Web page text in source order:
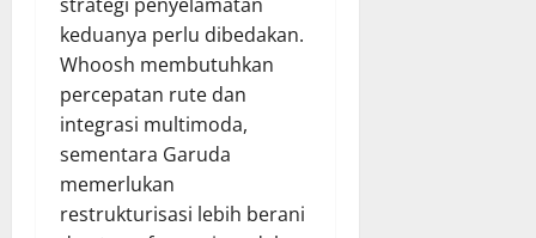
keduanya perlu dibedakan.
Whoosh membutuhkan
percepatan rute dan
integrasi multimoda,
sementara Garuda
memerlukan
restrukturisasi lebih berani